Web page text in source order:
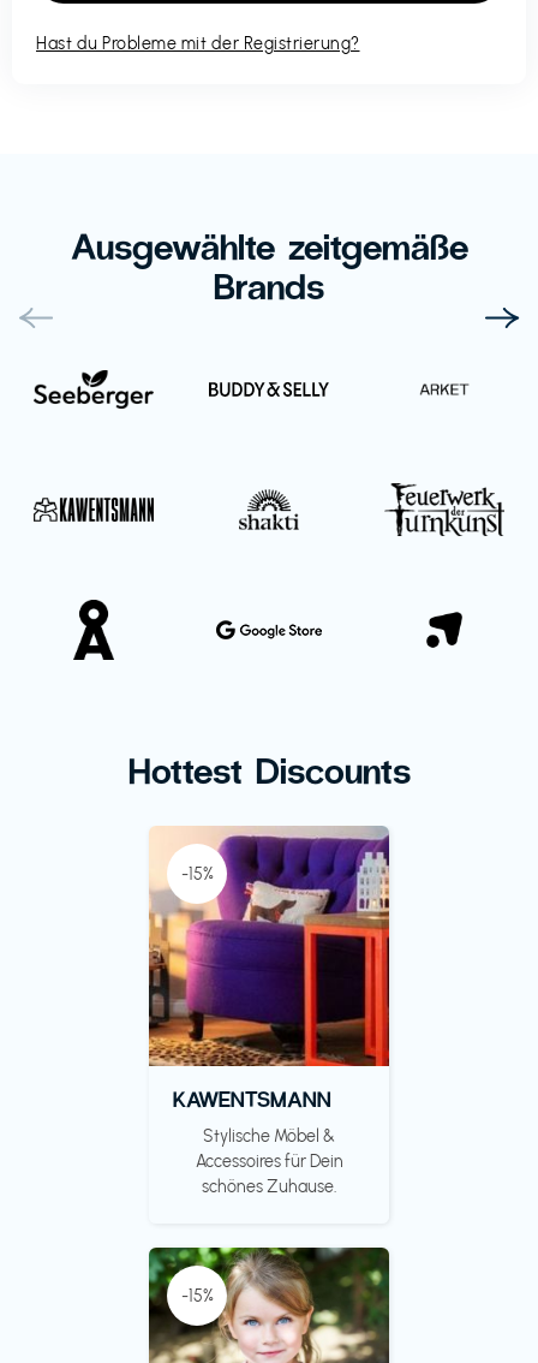
Hast du Probleme mit der Registrierung?
Ausgewählte zeitgemäße
Brands
Hottest Discounts
-15%
KAWENTSMANN
Stylische Möbel &
Accessoires für Dein
schönes Zuhause.
-15%